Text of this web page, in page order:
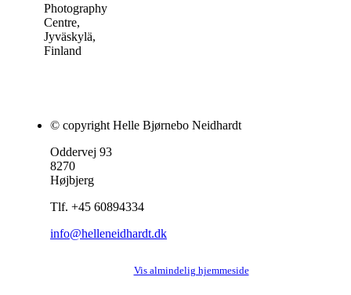
Photography
Centre,
Jyväskylä,
Finland
© copyright Helle Bjørnebo Neidhardt
Oddervej 93
8270
Højbjerg
Tlf. +45 60894334
info@helleneidhardt.dk
Vis almindelig hjemmeside